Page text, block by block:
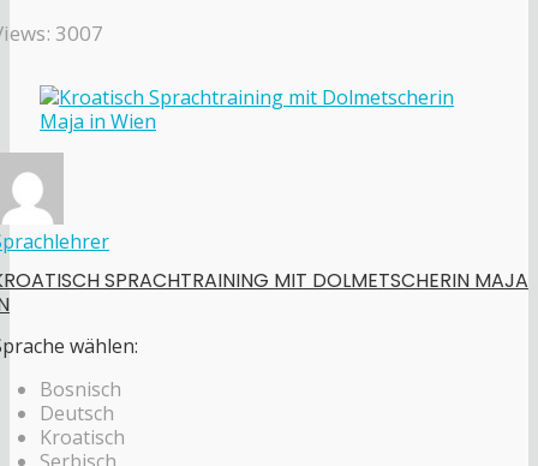
3007
SPRACHTRAINING MIT DOLMETSCHERIN MAJA
wählen:
Bosnisch
Deutsch
Kroatisch
Serbisch